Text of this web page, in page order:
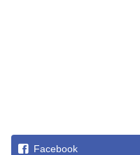
Facebook